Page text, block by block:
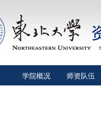
学院概况 师资队伍